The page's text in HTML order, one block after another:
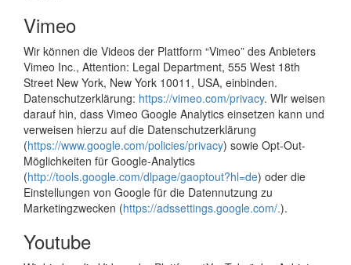
Vimeo
Wir können die Videos der Plattform “Vimeo” des Anbieters
Vimeo Inc., Attention: Legal Department, 555 West 18th
Street New York, New York 10011, USA, einbinden.
Datenschutzerklärung: https://vimeo.com/privacy. WIr weisen
darauf hin, dass Vimeo Google Analytics einsetzen kann und
verweisen hierzu auf die Datenschutzerklärung
(https://www.google.com/policies/privacy) sowie Opt-Out-
Möglichkeiten für Google-Analytics
(http://tools.google.com/dlpage/gaoptout?hl=de) oder die
Einstellungen von Google für die Datennutzung zu
Marketingzwecken (https://adssettings.google.com/.).
Youtube